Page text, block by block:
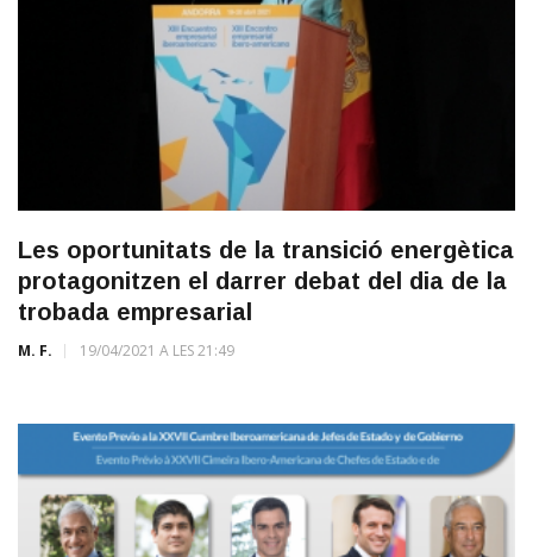
Les oportunitats de la transició energètica
protagonitzen el darrer debat del dia de la
trobada empresarial
M. F. 19/04/2021 A LES 21:49